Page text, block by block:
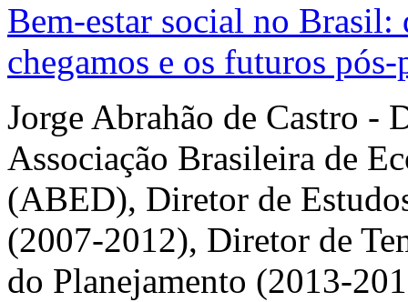
Bem-estar social no Brasil:
chegamos e os futuros pós-
Jorge Abrahão de Castro -
Associação Brasileira de
(ABED), Diretor de
(2007-2012), Diretor de
do Planejamento (2013-